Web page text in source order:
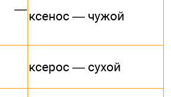
—ксенос — чужой
ксерос — сухой